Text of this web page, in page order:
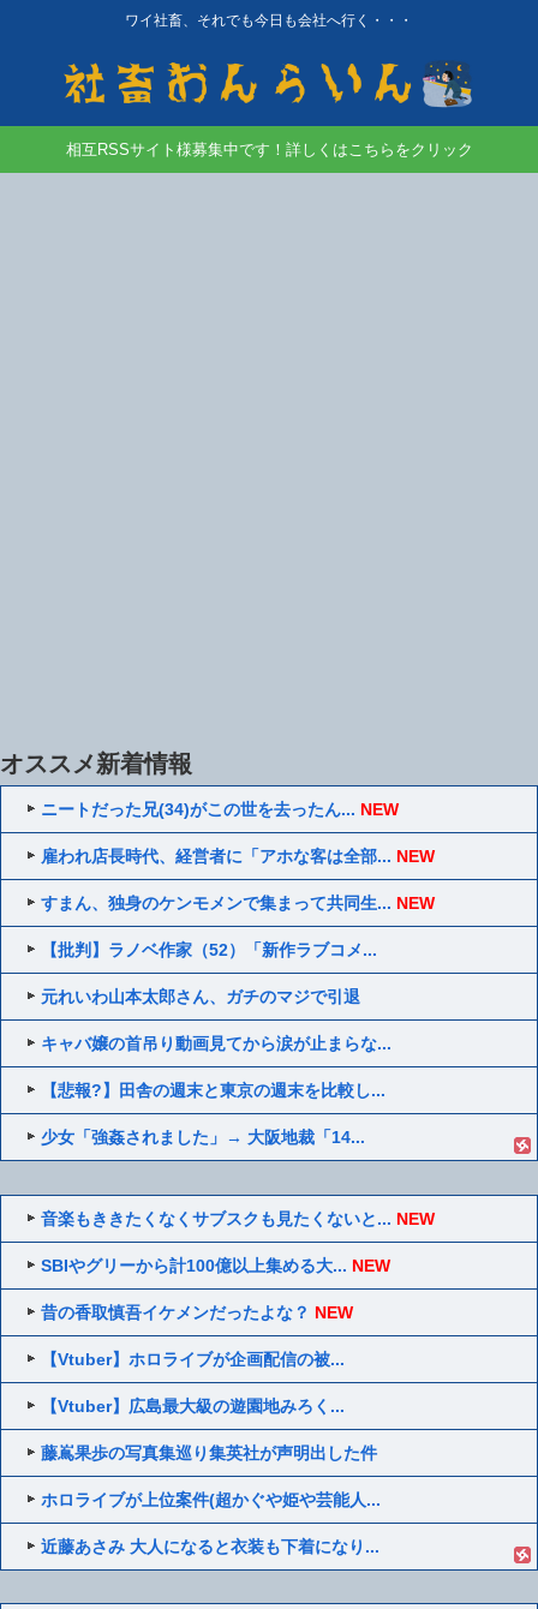
ワイ社畜、それでも今日も会社へ行く・・・
相互RSSサイト様募集中です！詳しくはこちらをクリック
オススメ新着情報
ニートだった兄(34)がこの世を去ったん... NEW
雇われ店長時代、経営者に「アホな客は全部... NEW
すまん、独身のケンモメンで集まって共同生... NEW
【批判】ラノベ作家（52）「新作ラブコメ...
元れいわ山本太郎さん、ガチのマジで引退
キャバ嬢の首吊り動画見てから涙が止まらな...
【悲報?】田舎の週末と東京の週末を比較し...
少女「強姦されました」→ 大阪地裁「14...
音楽もききたくなくサブスクも見たくないと... NEW
SBIやグリーから計100億以上集める大... NEW
昔の香取慎吾イケメンだったよな？ NEW
【Vtuber】ホロライブが企画配信の被...
【Vtuber】広島最大級の遊園地みろく...
藤嶌果歩の写真集巡り集英社が声明出した件
ホロライブが上位案件(超かぐや姫や芸能人...
近藤あさみ 大人になると衣装も下着になり...